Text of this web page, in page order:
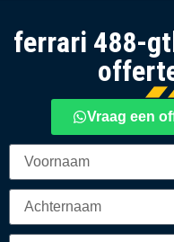
ferrari 488-
Vraag een